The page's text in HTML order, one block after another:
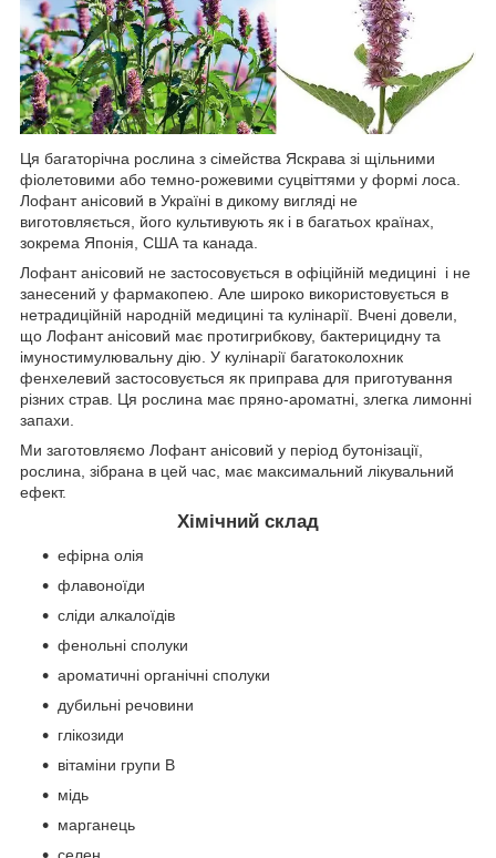
Ця багаторічна рослина з сімейства Яскрава зі щільними
фіолетовими або темно-рожевими суцвіттями у формі лоса.
Лофант анісовий в Україні в дикому вигляді не
виготовляється, його культивують як і в багатьох країнах,
зокрема Японія, США та канада.
Лофант анісовий не застосовується в офіційній медицині і не
занесений у фармакопею. Але широко використовується в
нетрадиційній народній медицині та кулінарії. Вчені довели,
що Лофант анісовий має протигрибкову, бактерицидну та
імуностимулювальну дію. У кулінарії багатоколохник
фенхелевий застосовується як приправа для приготування
різних страв. Ця рослина має пряно-ароматні, злегка лимонні
запахи.
Ми заготовляємо Лофант анісовий у період бутонізації,
рослина, зібрана в цей час, має максимальний лікувальний
ефект.
Хімічний склад
ефірна олія
флавоноїди
сліди алкалоїдів
фенольні сполуки
ароматичні органічні сполуки
дубильні речовини
глікозиди
вітаміни групи B
мідь
марганець